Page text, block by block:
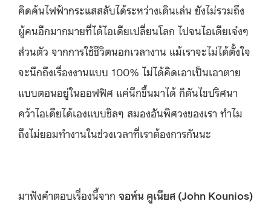
คิดค้นไฟฟ้ากระแสสลับได้ระหว่างเดินเล่น ยังไม่รวมถึง
ผู้คนอีกมากมายที่ได้ไอเดียเปลี่ยนโลก ไปจนไอเดียเจ๋งๆ
ส่วนตัว จากการใช้ชีวิตนอกเวลางาน แม้เราจะไม่ได้ตั้งใจ
จะนึกถึงเรื่องงานแบบ 100% ไม่ได้คิดเอาเป็นเอาตาย
แบบตอนอยู่ในออฟฟิศ แค่นึกขึ้นมาได้ ก็ดันไขปริศนา
คว้าไอเดียได้เองแบบชิลๆ สมองอันพิศวงของเรา ทำไม
ถึงไม่ยอมทำงานในช่วงเวลาที่เราต้องการกันนะ
มาฟังคำตอบเรื่องนี้จาก จอห์น คูเนียส (John Kounios)